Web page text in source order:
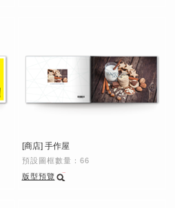
[商店] 手作屋
預設圖框數量：66
版型預覽